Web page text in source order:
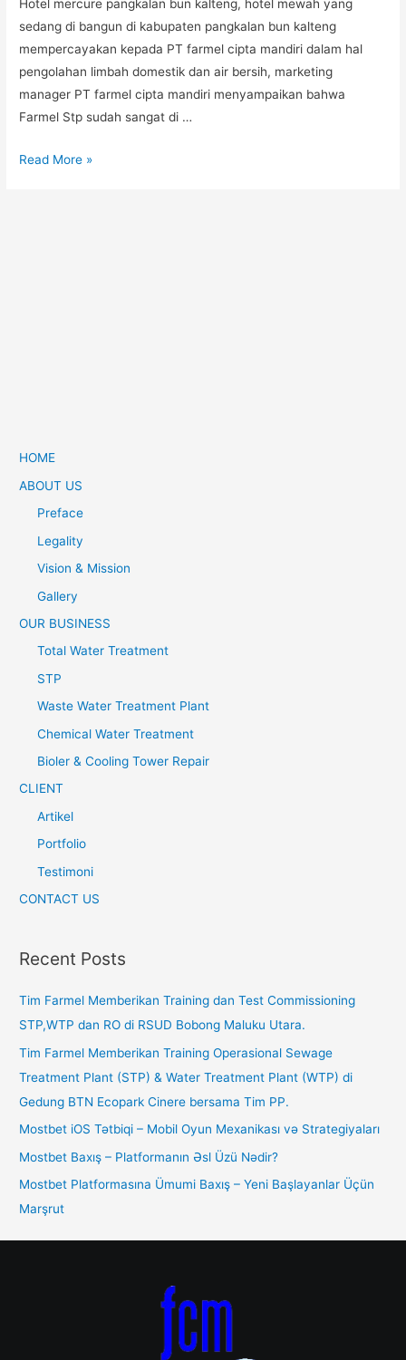
Hotel mercure pangkalan bun kalteng, hotel mewah yang
sedang di bangun di kabupaten pangkalan bun kalteng
mempercayakan kepada PT farmel cipta mandiri dalam hal
pengolahan limbah domestik dan air bersih, marketing
manager PT farmel cipta mandiri menyampaikan bahwa
Farmel Stp sudah sangat di …
Read More »
HOME
ABOUT US
Preface
Legality
Vision & Mission
Gallery
OUR BUSINESS
Total Water Treatment
STP
Waste Water Treatment Plant
Chemical Water Treatment
Bioler & Cooling Tower Repair
CLIENT
Artikel
Portfolio
Testimoni
CONTACT US
Recent Posts
Tim Farmel Memberikan Training dan Test Commissioning
STP,WTP dan RO di RSUD Bobong Maluku Utara.
Tim Farmel Memberikan Training Operasional Sewage
Treatment Plant (STP) & Water Treatment Plant (WTP) di
Gedung BTN Ecopark Cinere bersama Tim PP.
Mostbet iOS Tətbiqi – Mobil Oyun Mexanikası və Strategiyaları
Mostbet Baxış – Platformanın Əsl Üzü Nədir?
Mostbet Platformasına Ümumi Baxış – Yeni Başlayanlar Üçün
Marşrut